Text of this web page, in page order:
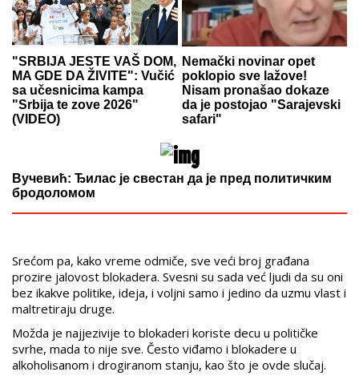
"SRBIJA JESTE VAŠ DOM,
MA GDE DA ŽIVITE": Vučić
sa učesnicima kampa
"Srbija te zove 2026"
(VIDEO)
Nemački novinar opet
poklopio sve lažove!
Nisam pronašao dokaze
da je postojao "Sarajevski
safari"
Вучевић: Ђилас је свестан да је пред политичким
бродоломом
Srećom pa, kako vreme odmiče, sve veći broj građana
prozire jalovost blokadera. Svesni su sada već ljudi da su oni
bez ikakve politike, ideja, i voljni samo i jedino da uzmu vlast i
maltretiraju druge.
Možda je najjezivije to blokaderi koriste decu u političke
svrhe, mada to nije sve. Često viđamo i blokadere u
alkoholisanom i drogiranom stanju, kao što je ovde slučaj.